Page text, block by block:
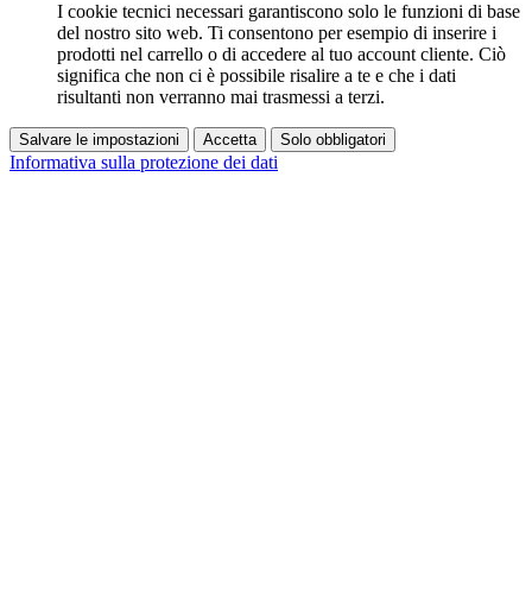
I cookie tecnici necessari garantiscono solo le funzioni di base
del nostro sito web. Ti consentono per esempio di inserire i
prodotti nel carrello o di accedere al tuo account cliente. Ciò
significa che non ci è possibile risalire a te e che i dati
risultanti non verranno mai trasmessi a terzi.
Salvare le impostazioni Accetta Solo obbligatori
Informativa sulla protezione dei dati